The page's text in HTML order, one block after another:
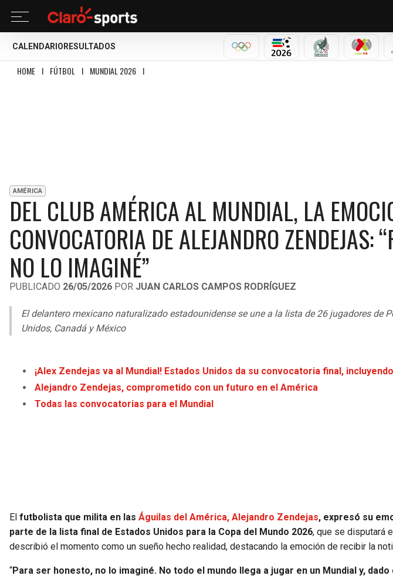
CALENDARIO RESULTADOS
OLÍMPICOSMUNDIAL 2026SELECCIÓNLIGA
HOME I FÚTBOL I MUNDIAL 2026 I
AMÉRICA
DEL CLUB AMÉRICA AL MUNDIAL, LA
CONVOCATORIA DE ALEJANDRO ZENDEJAS:
NO LO IMAGINÉ”
PUBLICADO 26/05/2026 POR JUAN CARLOS CAMPOS RODRÍGUEZ
El delantero mexicano naturalizado estadounidense se une a la lista de 26 jugadores de
Unidos, Canadá y México
¡Alex Zendejas va al Mundial! Estados Unidos da su convocatoria final,
Alejandro Zendejas, comprometido con un futuro en el América
Todas las convocatorias para el Mundial
El futbolista que milita en las Águilas del América, Alejandro Zendejas, expresó su
parte de la lista final de Estados Unidos para la Copa del Mundo 2026, que se disputará
describió el momento como un sueño hecho realidad, destacando la emoción de recibir la
“Para ser honesto, no lo imaginé. No todo el mundo llega a jugar en un Mundial y,